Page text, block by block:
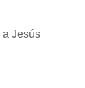
a Jesús